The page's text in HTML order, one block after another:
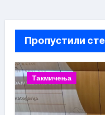
Пропустили сте
Такмичења